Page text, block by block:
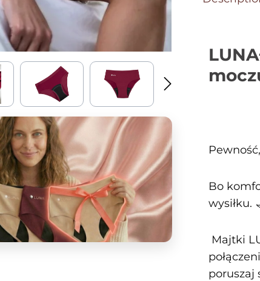
Bo
wysiłku.
Majtki
poruszaj